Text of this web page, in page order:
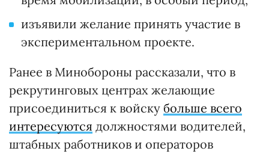
изъявили желание принять участие в
экспериментальном проекте.
Ранее в Минобороны рассказали, что в
рекрутинговых центрах желающие
присоединиться к войску больше всего
интересуются должностями водителей,
штабных работников и операторов